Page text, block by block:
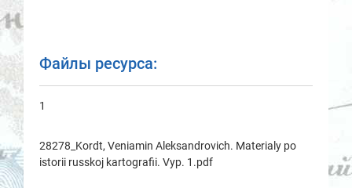
Файлы ресурса:
1
28278_Kordt, Veniamin Aleksandrovich. Materialy po
istorii russkoj kartografii. Vyp. 1.pdf